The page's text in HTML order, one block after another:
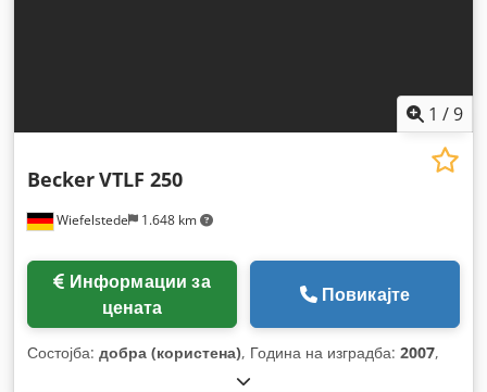
1 /9
Wiefelstede 1.648 km
BeckerVTLF 250
цената
Повикајте
Состојба: добра (користена), Година на изградба: 2007,